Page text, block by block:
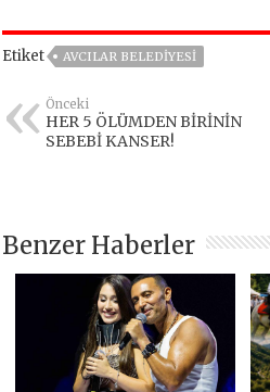
Etiket AVCILAR BELEDIYESI
Önceki
HER 5 ÖLÜMDEN BİRİNİN
SEBEBİ KANSER!
Benzer Haberler